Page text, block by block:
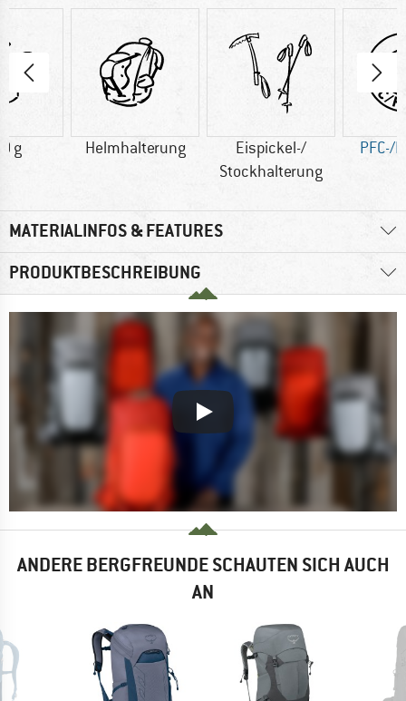
g Helmhalterung
Eispickel-/
Stockhalterung
PFC-/
MATERIALINFOS & FEATURES
PRODUKTBESCHREIBUNG
ANDERE BERGFREUNDE SCHAUTEN SICH AUCH
AN